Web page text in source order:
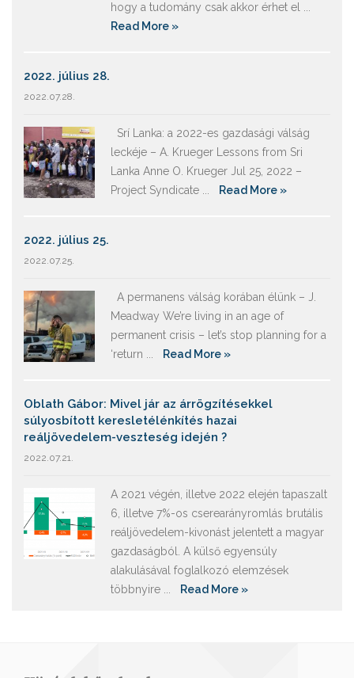
hogy a tudomány csak akkor érhet el ...
Read More »
2022. július 28.
2022.07.28.
Srí Lanka: a 2022-es gazdasági válság
leckéje – A. Krueger Lessons from Sri
Lanka Anne O. Krueger Jul 25, 2022 –
Project Syndicate ...
Read More »
2022. július 25.
2022.07.25.
A permanens válság korában élünk – J.
Meadway We’re living in an age of
permanent crisis – let’s stop planning for a
‘return ...
Read More »
Oblath Gábor: Mivel jár az árrögzítésekkel
súlyosbított keresletélénkítés hazai
reáljövedelem-veszteség idején ?
2022.07.21.
A 2021 végén, illetve 2022 elején tapaszalt
6, illetve 7%-os cserearányromlás brutális
reáljövedelem-kivonást jelentett a magyar
gazdaságból. A külső egyensúly
alakulásával foglalkozó elemzések
többnyire ...
Read More »